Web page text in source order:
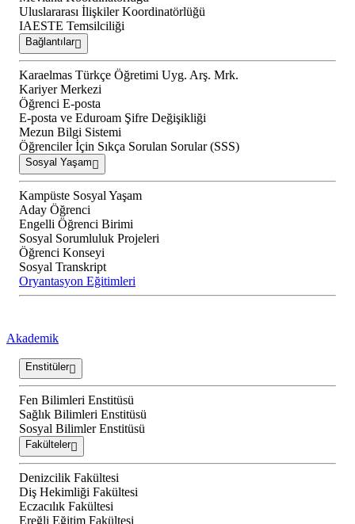
Uluslararası İlişkiler Koordinatörlüğü
IAESTE Temsilciliği
Bağlantılar
Karaelmas Türkçe Öğretimi Uyg. Arş. Mrk.
Kariyer Merkezi
Öğrenci E-posta
E-posta ve Eduroam Şifre Değişikliği
Mezun Bilgi Sistemi
Öğrenciler İçin Sıkça Sorulan Sorular (SSS)
Sosyal Yaşam
Kampüste Sosyal Yaşam
Aday Öğrenci
Engelli Öğrenci Birimi
Sosyal Sorumluluk Projeleri
Öğrenci Konseyi
Sosyal Transkript
Oryantasyon Eğitimleri
Akademik
Enstitüler
Fen Bilimleri Enstitüsü
Sağlık Bilimleri Enstitüsü
Sosyal Bilimler Enstitüsü
Fakülteler
Denizcilik Fakültesi
Diş Hekimliği Fakültesi
Eczacılık Fakültesi
Ereğli Eğitim Fakültesi